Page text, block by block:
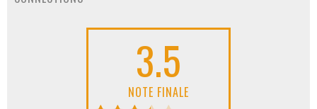
3.5
NOTE FINALE